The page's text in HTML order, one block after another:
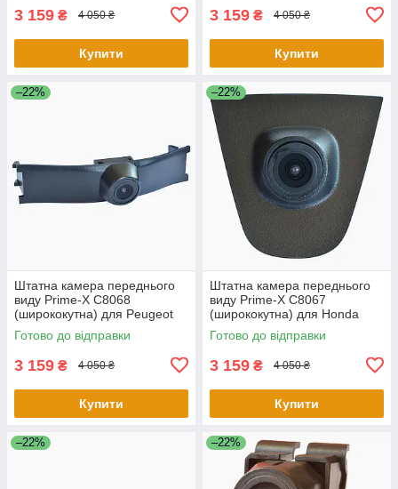
3 159 ₴ 4 050 ₴
Купити
3 159 ₴ 4 050 ₴
Купити
–22%
Штатна камера переднього
виду Prime-X С8068
(ширококутна) для Peugeot
3008 2013 - 2015
Готово до відправки
3 159 ₴ 4 050 ₴
Купити
–22%
Штатна камера переднього
виду Prime-X С8067
(ширококутна) для Honda
Accord 2.0 2014 - 2015
Готово до відправки
3 159 ₴ 4 050 ₴
Купити
–22% –22%